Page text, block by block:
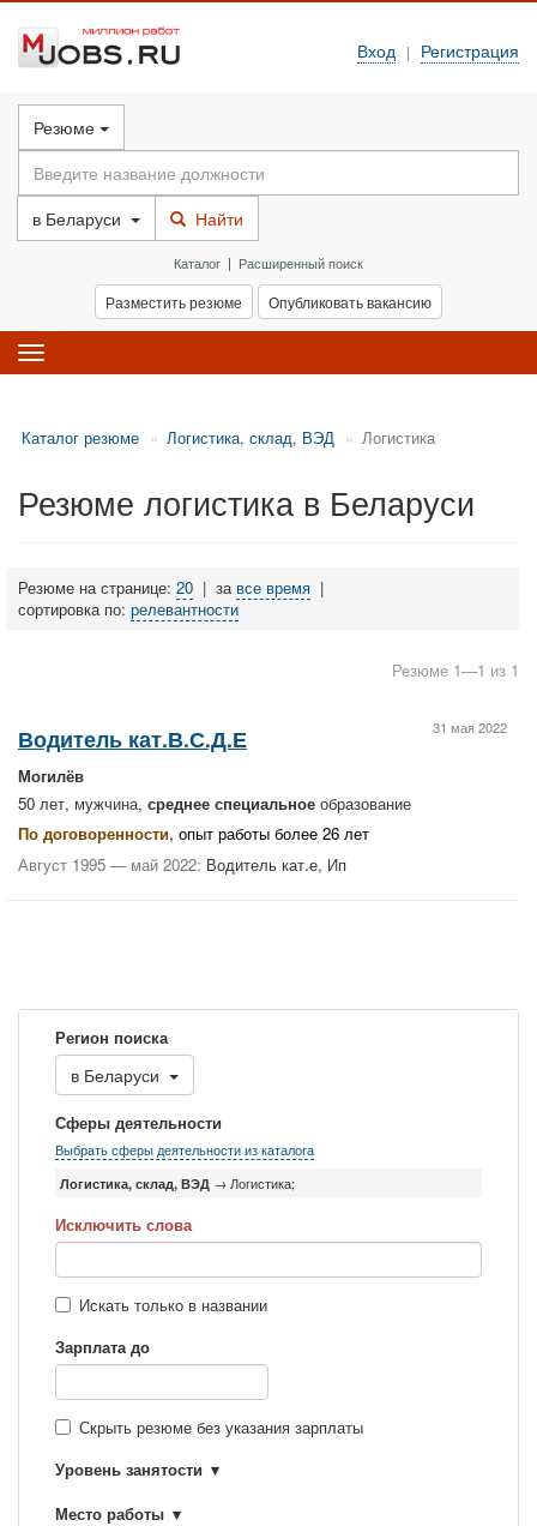
Вход | Регистрация
Резюме
в Беларуси Найти
Каталог | Расширенный поиск
Разместить резюме Опубликовать вакансию
Toggle
navigation
Каталог резюме Логистика, склад, ВЭД Логистика
Резюме логистика в Беларуси
Резюме на странице: 20 | за все время |
сортировка по: релевантности
Резюме 1—1 из 1
31 мая 2022
Водитель кат.В.С.Д.Е
Могилёв
50 лет, мужчина, среднее специальное образование
По договоренности, опыт работы более 26 лет
Август 1995 — май 2022: Водитель кат.е, Ип
Регион поиска
в Беларуси
Сферы деятельности
Выбрать сферы деятельности из каталога
Логистика, склад, ВЭД → Логистика;
Исключить слова
Искать только в названии
Зарплата до
Скрыть резюме без указания зарплаты
Уровень занятости
Место работы